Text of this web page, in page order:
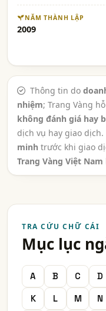
NĂM THÀNH LẬP
2009
Thông tin do
nhiệm; Trang Vàng
không đánh giá hay
dịch vụ hay giao dịch.
minh trước khi giao
Trang Vàng Việt Nam
TRA CỨU CHỮ CÁI
Mục lục
A B C D
K
L M N